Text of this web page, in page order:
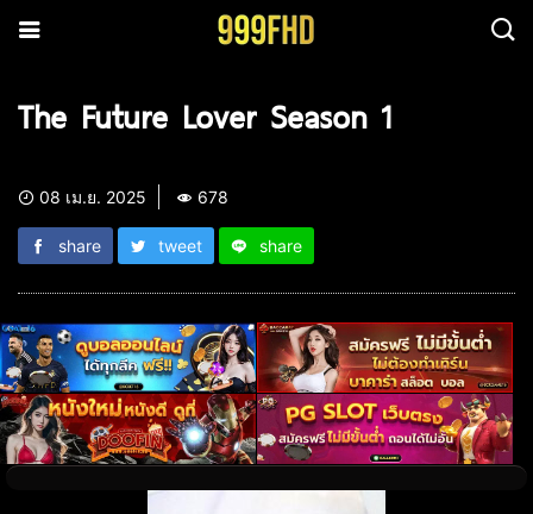
The Future Lover Season 1
08 เม.ย. 2025 678
share tweet share